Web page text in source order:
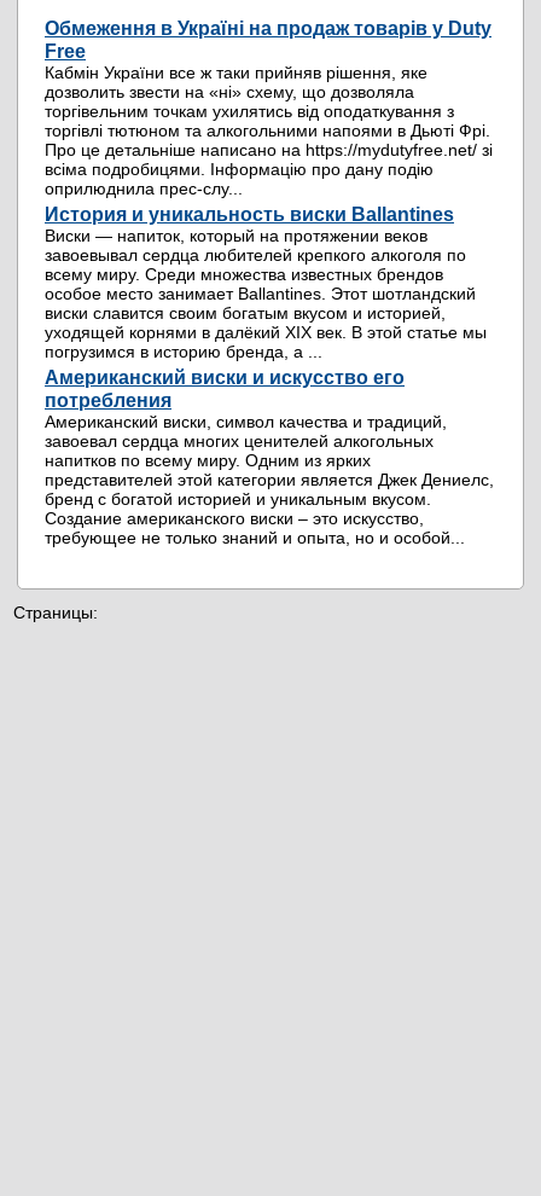
Обмеження в Україні на продаж товарів у Duty
Free
Кабмін України все ж таки прийняв рішення, яке
дозволить звести на «ні» схему, що дозволяла
торгівельним точкам ухилятись від оподаткування з
торгівлі тютюном та алкогольними напоями в Дьюті Фрі.
Про це детальніше написано на https://mydutyfree.net/ зі
всіма подробицями. Інформацію про дану подію
оприлюднила прес-слу...
История и уникальность виски Ballantines
Виски — напиток, который на протяжении веков
завоевывал сердца любителей крепкого алкоголя по
всему миру. Среди множества известных брендов
особое место занимает Ballantines. Этот шотландский
виски славится своим богатым вкусом и историей,
уходящей корнями в далёкий XIX век. В этой статье мы
погрузимся в историю бренда, а ...
Американский виски и искусство его
потребления
Американский виски, символ качества и традиций,
завоевал сердца многих ценителей алкогольных
напитков по всему миру. Одним из ярких
представителей этой категории является Джек Дениелс,
бренд с богатой историей и уникальным вкусом.
Создание американского виски – это искусство,
требующее не только знаний и опыта, но и особой...
Страницы: